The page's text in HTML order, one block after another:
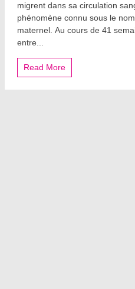
migrent dans sa circulation
phénomène connu sous le
maternel. Au cours de 41
entre...
Read More